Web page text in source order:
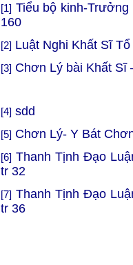
[1] Tiểu bộ kinh-
160
[2] Luật Nghi Khất Sĩ
[3] Chơn Lý bài Khất Sĩ
[4] sdd
[5] Chơn Lý- Y Bát
[6] Thanh Tịnh Đạo
tr 32
[7] Thanh Tịnh Đạo
tr 36